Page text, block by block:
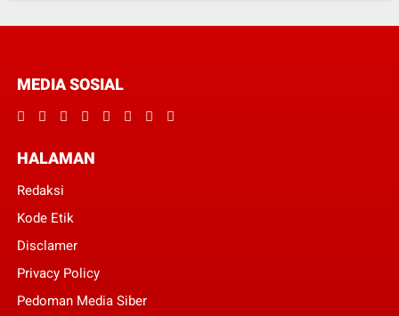
MEDIA SOSIAL
HALAMAN
Redaksi
Kode Etik
Disclamer
Privacy Policy
Pedoman Media Siber